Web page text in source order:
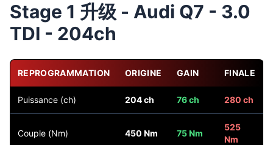
Stage 1 升级 - Audi Q7 - 3.0
TDI - 204ch
REPROGRAMMATION ORIGINE GAIN FINALE
Puissance (ch) 204 ch 76 ch 280 ch
Couple (Nm) 450 Nm 75 Nm
525
Nm